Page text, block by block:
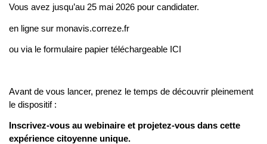
Vous avez jusqu’au 25 mai 2026 pour candidater.
en ligne sur monavis.correze.fr
ou via le formulaire papier téléchargeable ICI
Avant de vous lancer, prenez le temps de découvrir pleinement
le dispositif :
Inscrivez-vous au webinaire et projetez-vous dans cette
expérience citoyenne unique.